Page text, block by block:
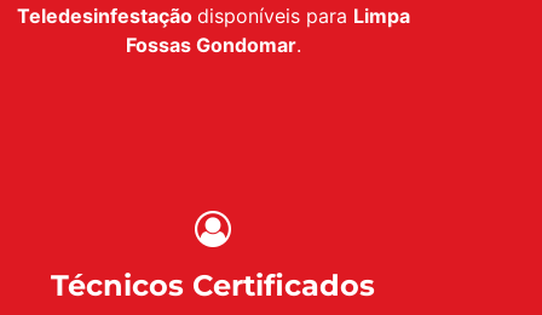
Teledesinfestação disponíveis para Limpa
Fossas Gondomar.
Técnicos Certificados